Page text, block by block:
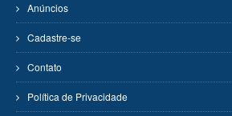
Anúncios
Cadastre-se
Contato
Política de Privacidade